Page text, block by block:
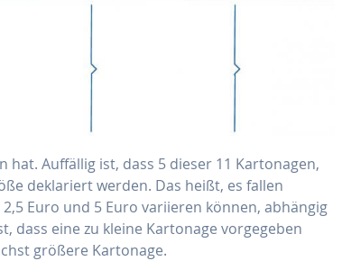
Auffällig ist, dass 5 dieser 11 Kartonagen,
deklariert werden. Das heißt, es fallen
Euro und 5 Euro variieren können, abhängig
dass eine zu kleine Kartonage vorgegeben
größere Kartonage.